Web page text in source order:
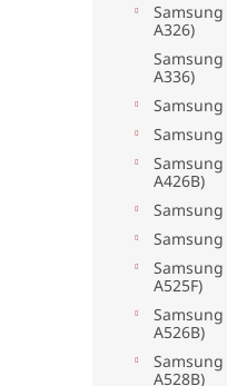
Samsung
A326)
Samsung
A336)
Samsung
Samsung
Samsung
A426B)
Samsung
Samsung
Samsung
A525F)
Samsung
A526B)
Samsung
A528B)